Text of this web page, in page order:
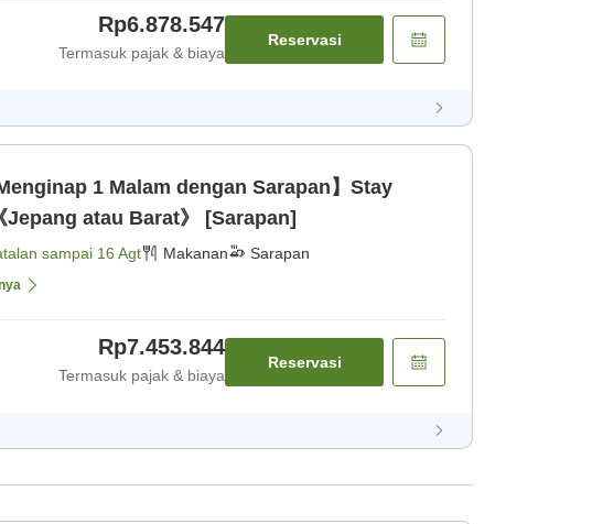
Rp6.878.547
Termasuk pajak & biaya
Reservasi
1 Malam dengan Sarapan】Stay
Jepang atau Barat》 [Sarapan]
sampai 16 Agt Makanan Sarapan
Rp7.453.844
Termasuk pajak & biaya
Reservasi